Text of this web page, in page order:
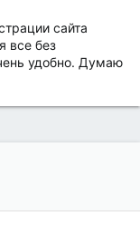
сайта
все без
удобно. Думаю